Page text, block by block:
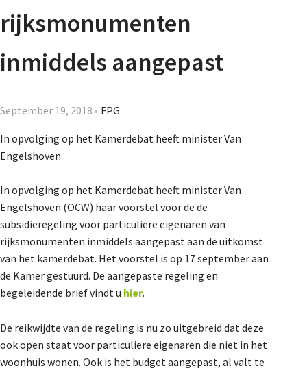
rijksmonumenten
inmiddels aangepast
September 19, 2018 FPG
In opvolging op het Kamerdebat heeft minister Van
Engelshoven
In opvolging op het Kamerdebat heeft minister Van
Engelshoven (OCW) haar voorstel voor de de
subsidieregeling voor particuliere eigenaren van
rijksmonumenten inmiddels aangepast aan de uitkomst
van het kamerdebat. Het voorstel is op 17 september aan
de Kamer gestuurd. De aangepaste regeling en
begeleidende brief vindt u hier.
De reikwijdte van de regeling is nu zo uitgebreid dat deze
ook open staat voor particuliere eigenaren die niet in het
woonhuis wonen. Ook is het budget aangepast, al valt te
Lidmaatschap
De Landeigenaar